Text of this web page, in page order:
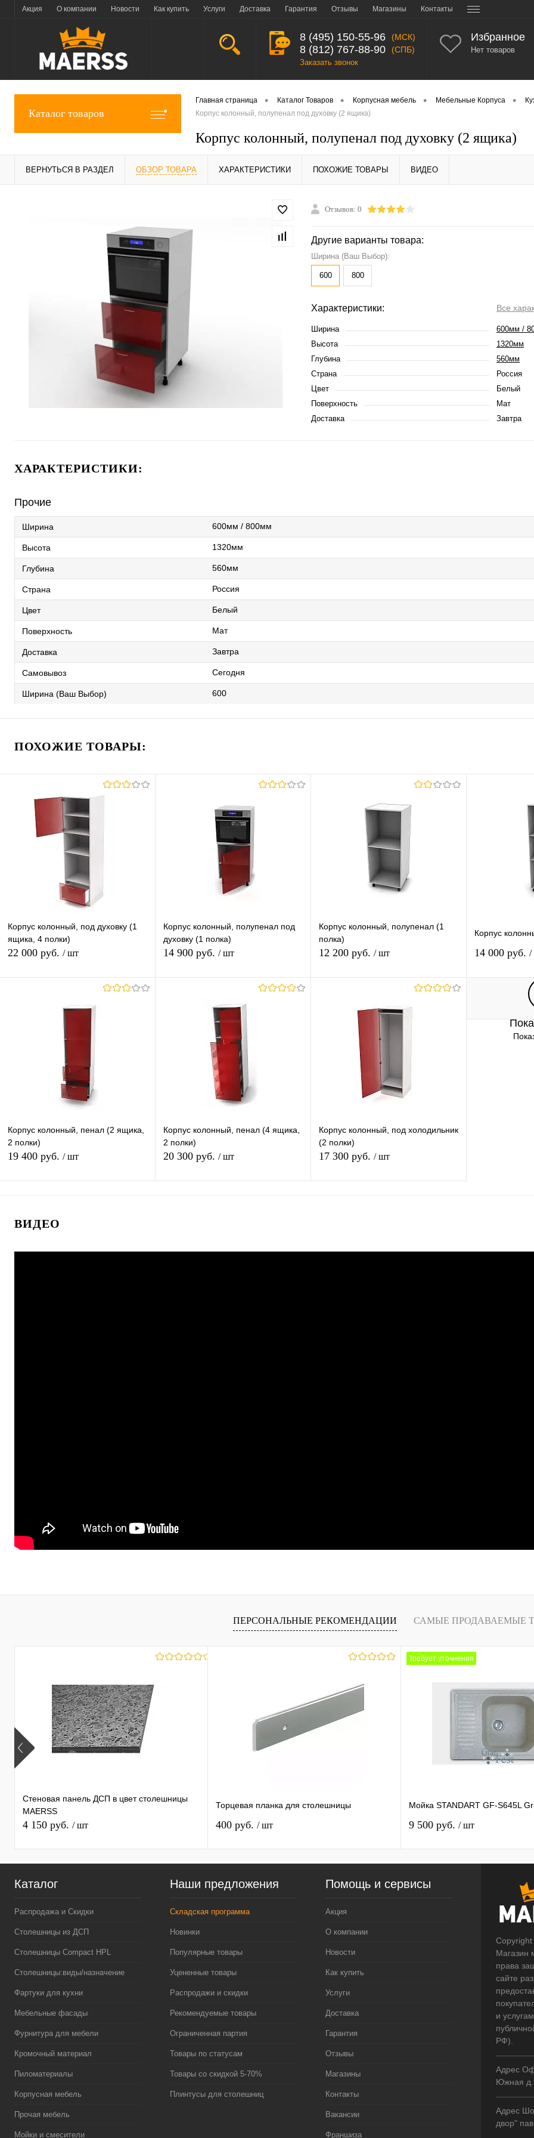
Акция О компании Новости Как купить Услуги Доставка Гарантия Отзывы Магазины Контакты
8 (495) 150-55-96 (МСК)
8 (812) 767-88-90 (СПБ)
Заказать звонок
Избранное
Нет товаров
Каталог товаров
Главная страница • Каталог Товаров • Корпусная мебель • Мебельные Корпуса •
Корпус колонный, полупенал под духовку (2 ящика)
Корпус колонный, полупенал под духовку (2 ящика)
ВЕРНУТЬСЯ В РАЗДЕЛ ОБЗОР ТОВАРА ХАРАКТЕРИСТИКИ ПОХОЖИЕ ТОВАРЫ ВИДЕО
Отзывов: 0
Другие варианты товара:
Ширина (Ваш Выбор):
600 800
Характеристики: Все
Ширина
600мм /
Высота
1320мм
Глубина
560мм
Страна
Россия
Цвет
Белый
Поверхность
Мат
Доставка
Завтра
ХАРАКТЕРИСТИКИ:
Прочие
Ширина 600мм / 800мм
Высота 1320мм
Глубина 560мм
Страна Россия
Цвет Белый
Поверхность Мат
Доставка Завтра
Самовывоз Сегодня
Ширина (Ваш Выбор) 600
ПОХОЖИЕ ТОВАРЫ:
Корпус колонный, под духовку (1
ящика, 4 полки)
22 000 руб. / шт
Купить в 1 клик
В избранное
Ширина (Ваш Выбор)
Корпус колонный, полупенал под
духовку (1 полка)
14 900 руб. / шт
Купить в 1 клик
В избранное
Ширина (Ваш Выбор)
Корпус колонный, полупенал (1
полка)
12 200 руб. / шт
Купить в 1 клик
В избранное
Ширина (Ваш Выбор)
600 800
Корпус
14 000 руб. /
Купить в 1
Корпус колонный, пенал (2 ящика,
2 полки)
19 400 руб. / шт
Купить в 1 клик
В избранное В наличии
Корпус колонный, пенал (4 ящика,
2 полки)
20 300 руб. / шт
В избранное В наличии
Корпус колонный, под холодильник
(2 полки)
17 300 руб. / шт
В избранное Под заказ
ВИДЕО
ПЕРСОНАЛЬНЫЕ РЕКОМЕНДАЦИИ САМЫЕ ПРОДАВАЕМЫЕ
Стеновая панель ДСП в цвет столешницы
MAERSS
4 150 руб. / шт
Торцевая планка для столешницы
400 руб. / шт
Требует уточнения
Мойка STANDART GF-S645L
9 500 руб. / шт
Каталог
Распродажа и Скидки
Столешницы из ДСП
Столешницы Compact HPL
Столешницы:виды/назначение
Фартуки для кухни
Мебельные фасады
Фурнитура для мебели
Кромочный материал
Пиломатериалы
Корпусная мебель
Прочая мебель
Мойки и смесители
Наши предложения
Складская программа
Новинки
Популярные товары
Уцененные товары
Распродажи и скидки
Рекомендуемые товары
Ограниченная партия
Товары по статусам
Товары со скидкой 5-70%
Плинтусы для столешниц
Помощь и сервисы
Акция
О компании
Новости
Как купить
Услуги
Доставка
Гарантия
Отзывы
Магазины
Контакты
Вакансии
Франшиза
Магазин
права
сайте
и
РФ).
Адрес
Южная
Адрес
двор"